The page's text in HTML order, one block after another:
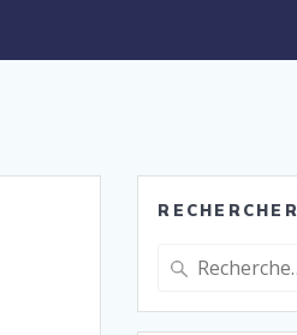
RECHERCHER
Recherche
: